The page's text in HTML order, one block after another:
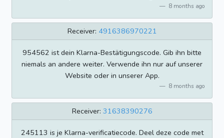
8 months ago
Receiver: 4916386970221
954562 ist dein Klarna-Bestätigungscode. Gib ihn bitte
niemals an andere weiter. Verwende ihn nur auf unserer
Website oder in unserer App.
8 months ago
Receiver: 31638390276
245113 is je Klarna-verificatiecode. Deel deze code met